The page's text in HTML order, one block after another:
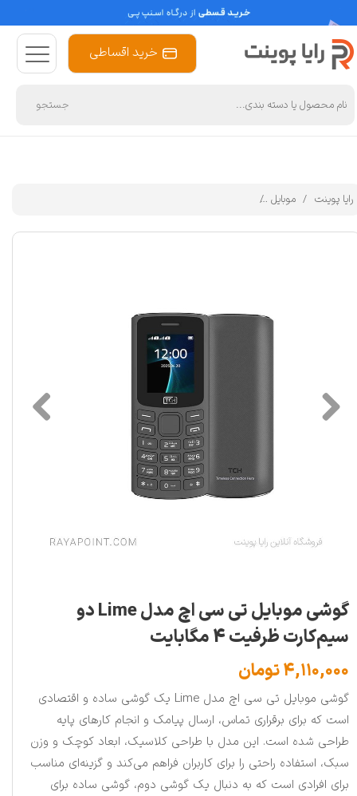
جستجو
خرید اقساطی
رایا پوینت موبایل
گوشی موبایل تی سی اچ مدل Lime دو
سیم‌کارت ظرفیت 4 مگابایت
۴,۱۱۰,۰۰۰ تومان
گوشی موبایل تی سی اچ مدل Lime یک گوشی ساده و اقتصادی
است که برای برقراری تماس، ارسال پیامک و انجام کارهای پایه
طراحی شده است. این مدل با طراحی کلاسیک، ابعاد کوچک و وزن
سبک، استفاده راحتی را برای کاربران فراهم می‌کند و گزینه‌ای مناسب
برای افرادی است که به دنبال یک گوشی دوم، گوشی ساده برای